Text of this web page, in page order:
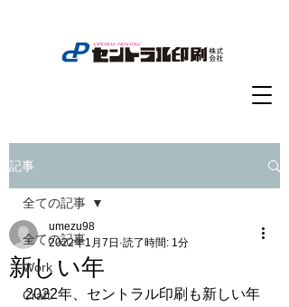
記事
全ての記事
Work
Craft
全ての記事
新しい年
umezu98
2022年1月7日 読了時間: 1分
2022年、セントラル印刷も新しい年